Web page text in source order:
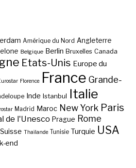
Amérique du Nord Angleterre
Belgique Berlin Bruxelles Canada
Etats-Unis Europe du
Florence France Grande-
Inde Istanbul Italie
Madrid Maroc New York Paris
de l'Unesco Prague Rome
Suisse Thaïlande Tunisie Turquie USA
end